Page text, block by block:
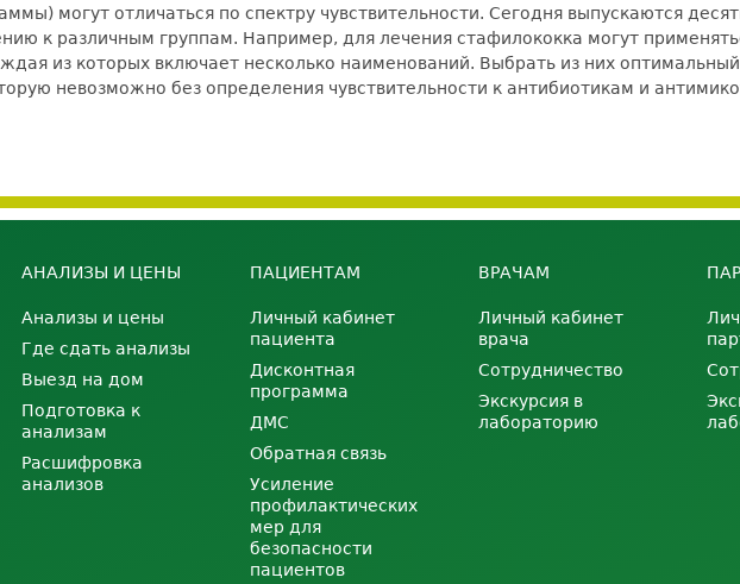
могут отличаться по спектру чувствительности. Сегодня выпускаются
к различным группам. Например, для лечения стафилококка могут
из которых включает несколько наименований. Выбрать из них
невозможно без определения чувствительности к антибиотикам и
АНАЛИЗЫ И ЦЕНЫ
Анализы и цены
Где сдать анализы
Выезд на дом
Подготовка к
анализам
Расшифровка
анализов
ПАЦИЕНТАМ
Личный кабинет
пациента
Дисконтная
программа
ДМС
Обратная связь
Усиление
профилактических
мер для
безопасности
пациентов
ВРАЧАМ
Личный кабинет
врача
Сотрудничество
Экскурсия в
лабораторию